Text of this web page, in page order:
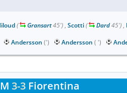
( Gransart45') , Scotti( Dard45') ,
Andersson (') Andersson ( ')
3-3 Fiorentina